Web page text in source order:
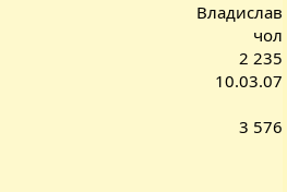
Владислав
чол
2 235
10.03.07
3 576